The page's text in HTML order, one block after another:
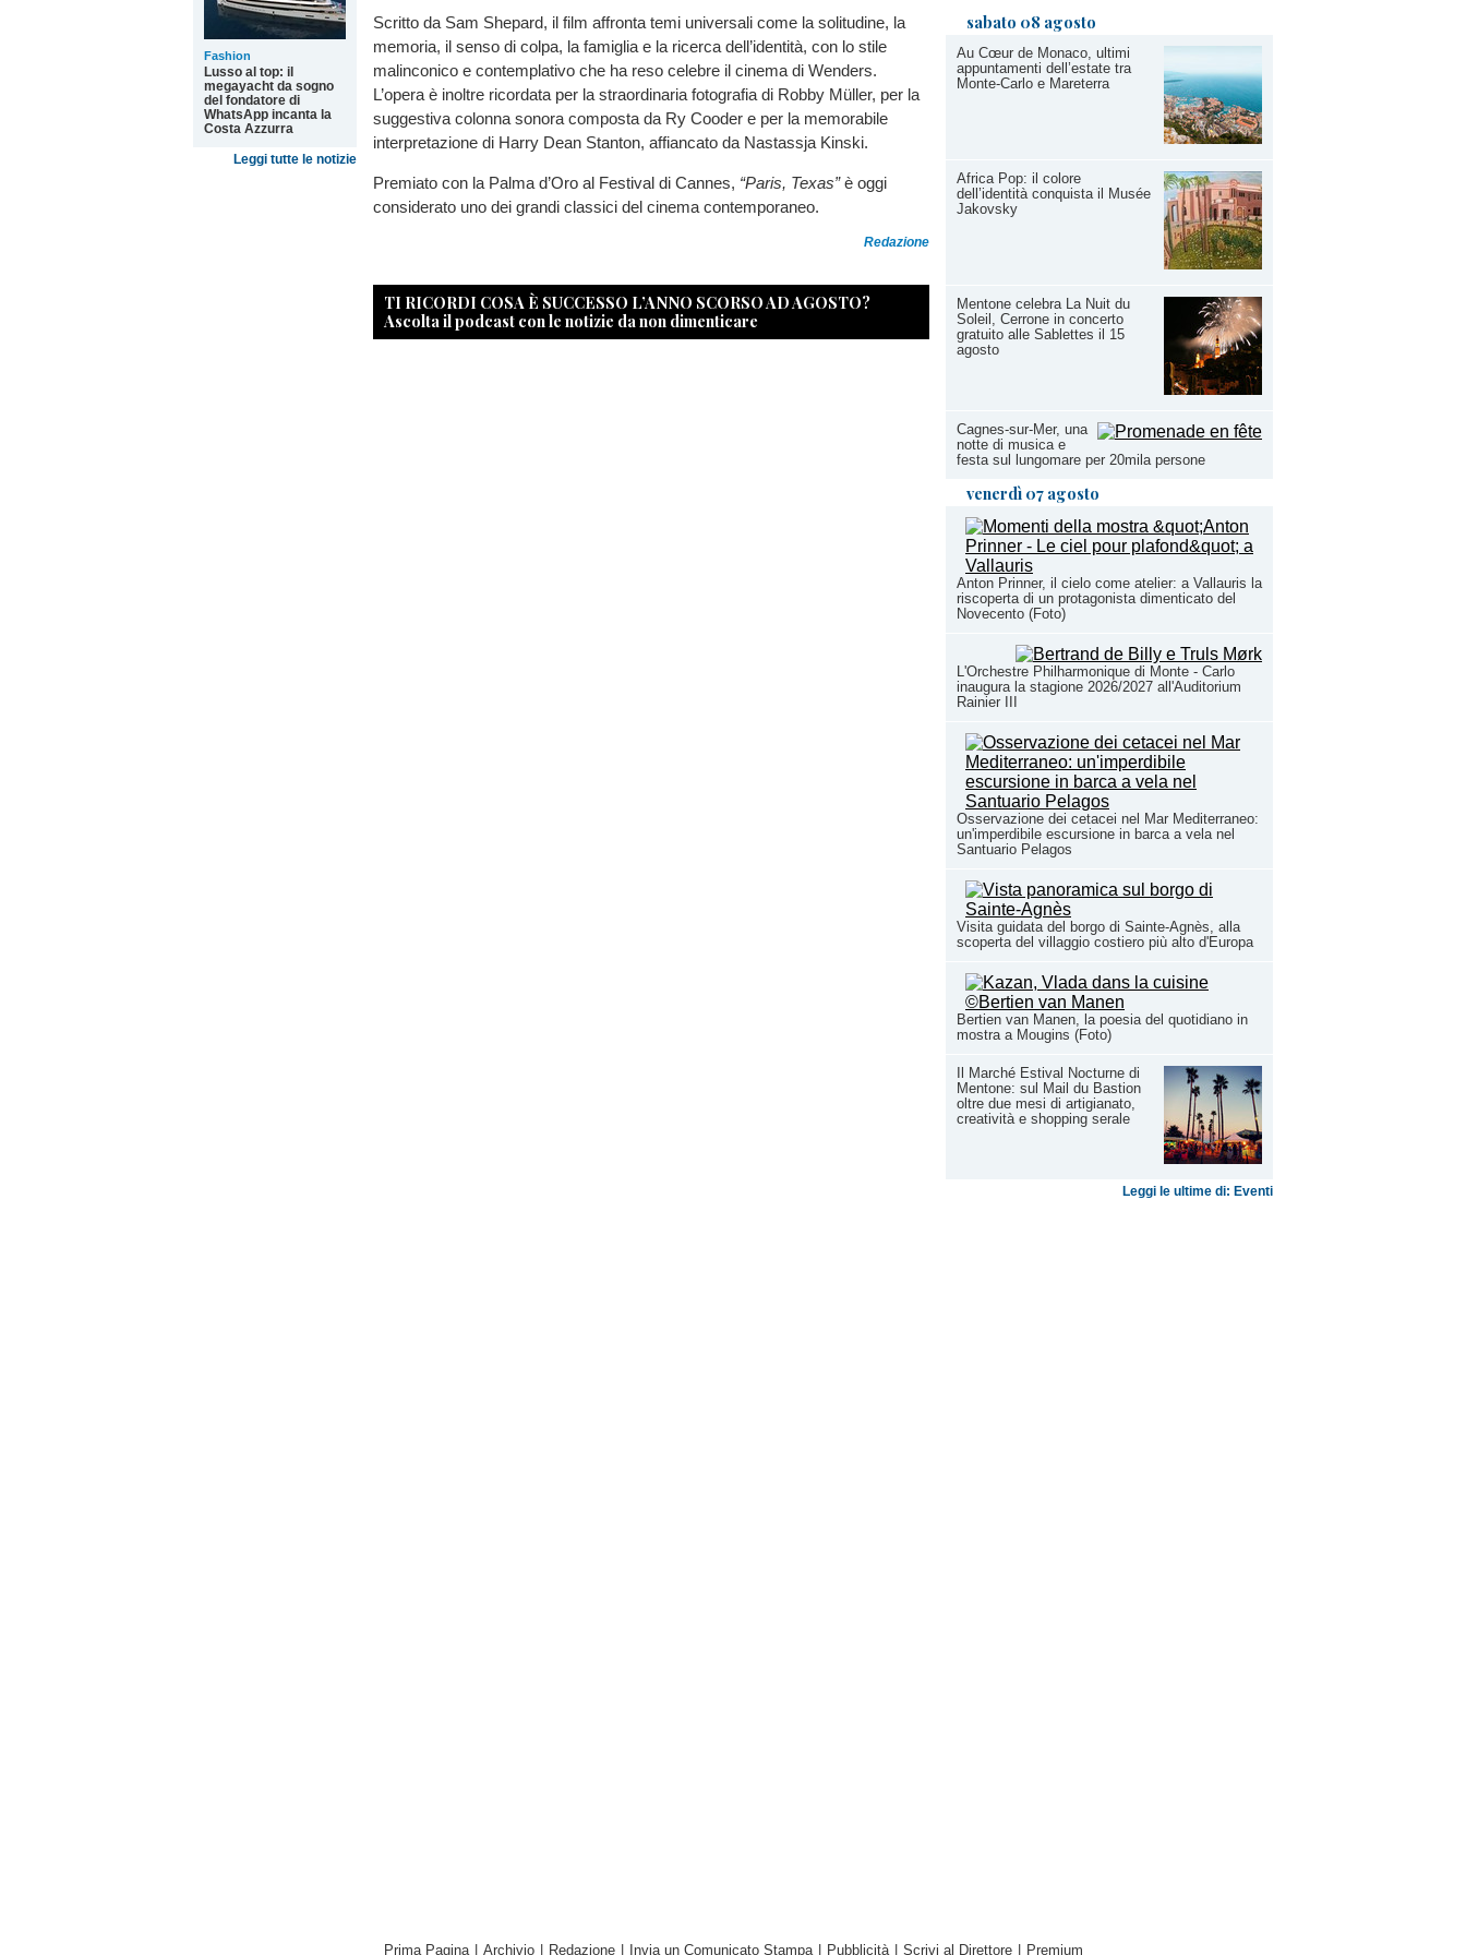
sabato 08 agosto
Au Cœur de Monaco, ultimi
appuntamenti dell’estate tra
Monte-Carlo e Mareterra
Africa Pop: il colore
dell’identità conquista il Musée
Jakovsky
Mentone celebra La Nuit du
Soleil, Cerrone in concerto
gratuito alle Sablettes il 15
agosto
Cagnes-sur-Mer, una
notte di musica e
festa sul lungomare per 20mila persone
venerdì 07 agosto
Anton Prinner, il cielo come atelier: a Vallauris la
riscoperta di un protagonista dimenticato del
Novecento (Foto)
L'Orchestre Philharmonique di Monte - Carlo
inaugura la stagione 2026/2027 all'Auditorium
Rainier III
Osservazione dei cetacei nel Mar Mediterraneo:
un'imperdibile escursione in barca a vela nel
Santuario Pelagos
Visita guidata del borgo di Sainte-Agnès, alla
scoperta del villaggio costiero più alto d'Europa
Bertien van Manen, la poesia del quotidiano in
mostra a Mougins (Foto)
Il Marché Estival Nocturne di
Mentone: sul Mail du Bastion
oltre due mesi di artigianato,
creatività e shopping serale
Leggi le ultime di: Eventi
Fashion
Lusso al top: il
megayacht da sogno
del fondatore di
WhatsApp incanta la
Costa Azzurra
Leggi tutte le notizie
Scritto da Sam Shepard, il film affronta temi universali come la solitudine, la
memoria, il senso di colpa, la famiglia e la ricerca dell’identità, con lo stile
malinconico e contemplativo che ha reso celebre il cinema di Wenders.
L’opera è inoltre ricordata per la straordinaria fotografia di Robby Müller, per la
suggestiva colonna sonora composta da Ry Cooder e per la memorabile
interpretazione di Harry Dean Stanton, affiancato da Nastassja Kinski.
Premiato con la Palma d’Oro al Festival di Cannes, “Paris, Texas”è oggi
considerato uno dei grandi classici del cinema contemporaneo.
Redazione
TI RICORDI COSA È SUCCESSO L’ANNO SCORSO AD AGOSTO?
Ascolta il podcast con le notizie da non dimenticare
Prima Pagina Archivio Redazione Invia un Comunicato Stampa Pubblicità Scrivi al Direttore Premium